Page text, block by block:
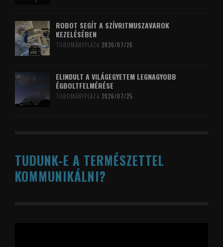
ROBOT SEGÍT A SZÍVRITMUSZAVAROK
KEZELÉSÉBEN
TUDOMÁNYPLÁZA 2026/07/26
ELINDULT A VILÁGEGYETEM LEGNAGYOBB
ÉGBOLTFELMÉRÉSE
TUDOMÁNYPLÁZA 2026/07/25
TUDUNK-E A TERMÉSZETTEL
KOMMUNIKÁLNI?